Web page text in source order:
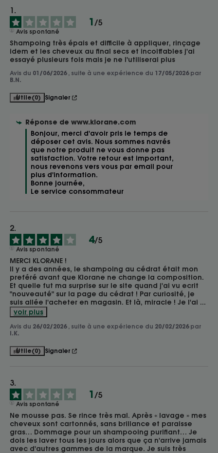
1/5
Avis spontané
Shampoing très épais et difficile à appliquer, rinçage
idem et les cheveux au final secs et incoiffables j'ai
essayé plusieurs fois mais je ne l'utiliserai plus
Avis du 01/06/2026 , suite à une expérience du 17/05/2026 par
B.N.
Utile(0) Signaler
Réponse de www.klorane.com
Bonjour, merci d'avoir pris le temps de
déposer cet avis. Nous sommes navrés
que notre produit ne vous donne pas
satisfaction. Votre retour est important,
nous revenons vers vous par email pour
plus d'information.
Bonne journée,
Le service consommateur
4/5
Avis spontané
MERCI KLORANE !
Il y a des années, le shampoing au cédrat était mon
preféré avant que Klorane ne change la composition.
Et quelle fut ma surprise sur le site quand j'ai vu ecrit
"nouveauté" sur la page du cédrat ! Par curiosité, je
suis allée l'acheter en magasin. Et là, miracle ! Je l'ai ...
voir plus
Avis du 26/02/2026 , suite à une expérience du 20/02/2026 par
I.K.
Utile(0) Signaler
1/5
Avis spontané
Ne mousse pas. Se rince très mal. Après « lavage » mes
cheveux sont cartonnés, sans brillance et paraisse
gras… Dommage pour un shampooing purifiant… Je
dois les laver tous les jours alors que ça n'arrive jamais
avec d'autres gammes de la marque. Je suis très